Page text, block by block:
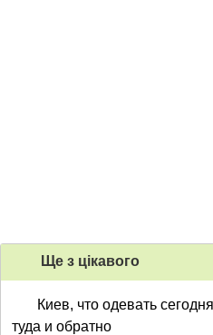
Ще з цiкавого
Киев, что одевать
туда и обратно